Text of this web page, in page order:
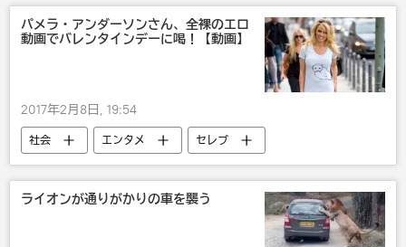
パメラ・アンダーソンさん、全裸のエロ
動画でバレンタインデーに喝！【動画】
2017年2月8日, 19:54
社会 エンタメ セレブ
ライオンが通りがかりの車を襲う